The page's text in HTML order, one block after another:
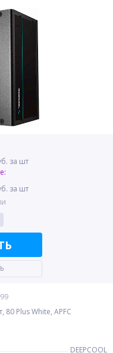
за шт
за шт
80 Plus White, APFC
DEEPCOOL